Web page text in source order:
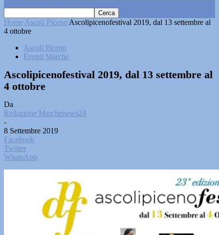
Home Ascoli Piceno Ascolipicenofestival 2019, dal 13 settembre al
4 ottobre
Ascoli Piceno
Eventi Marche
Ascolipicenofestival 2019, dal 13 settembre al
4 ottobre
Da
Redazione Marchenews24
-
8 Settembre 2019
Facebook
Twitter
WhatsApp